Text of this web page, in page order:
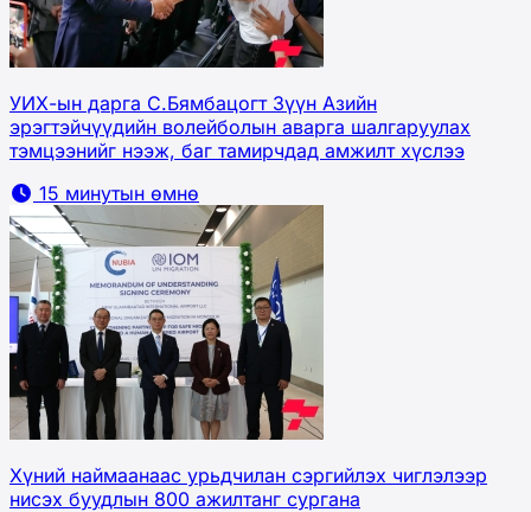
УИХ-ын дарга С.Бямбацогт Зүүн Азийн
эрэгтэйчүүдийн волейболын аварга шалгаруулах
тэмцээнийг нээж, баг тамирчдад амжилт хүслээ
15 минутын өмнө
Хүний наймаанаас урьдчилан сэргийлэх чиглэлээр
нисэх буудлын 800 ажилтанг сургана